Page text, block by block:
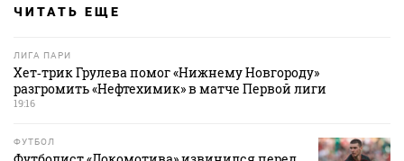
ЧИТАТЬ ЕЩЕ
ЛИГА ПАРИ
Хет‑трик Грулева помог «Нижнему Новгороду»
разгромить «Нефтехимик» в матче Первой лиги
19:16
ФУТБОЛ